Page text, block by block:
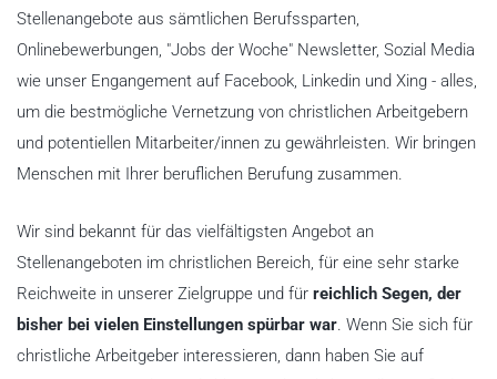
Stellenangebote aus sämtlichen Berufssparten,
Onlinebewerbungen, "Jobs der Woche" Newsletter, Sozial Media
wie unser Engangement auf Facebook, Linkedin und Xing - alles,
um die bestmögliche Vernetzung von christlichen Arbeitgebern
und potentiellen Mitarbeiter/innen zu gewährleisten. Wir bringen
Menschen mit Ihrer beruflichen Berufung zusammen.
Wir sind bekannt für das vielfältigsten Angebot an
Stellenangeboten im christlichen Bereich, für eine sehr starke
Reichweite in unserer Zielgruppe und für reichlich Segen, der
bisher bei vielen Einstellungen spürbar war . Wenn Sie sich für
christliche Arbeitgeber interessieren, dann haben Sie auf